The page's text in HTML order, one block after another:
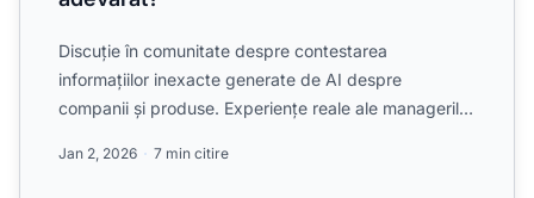
Discuție în comunitate despre contestarea
informațiilor inexacte generate de AI despre
companii și produse. Experiențe reale ale managerilor
Jan 2, 2026 7 min citire